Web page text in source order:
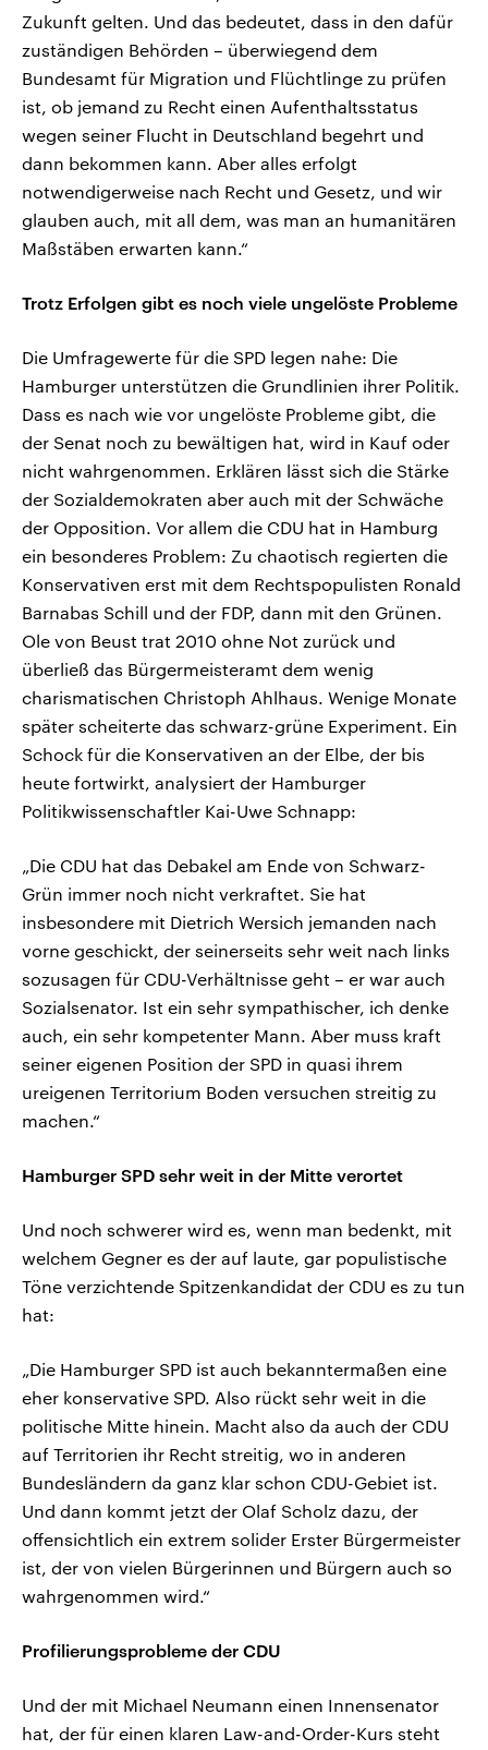
Zukunft gelten. Und das bedeutet, dass in den dafür
zuständigen Behörden – überwiegend dem
Bundesamt für Migration und Flüchtlinge zu prüfen
ist, ob jemand zu Recht einen Aufenthaltsstatus
wegen seiner Flucht in Deutschland begehrt und
dann bekommen kann. Aber alles erfolgt
notwendigerweise nach Recht und Gesetz, und wir
glauben auch, mit all dem, was man an humanitären
Maßstäben erwarten kann.“
Trotz Erfolgen gibt es noch viele ungelöste Probleme
Die Umfragewerte für die SPD legen nahe: Die
Hamburger unterstützen die Grundlinien ihrer Politik.
Dass es nach wie vor ungelöste Probleme gibt, die
der Senat noch zu bewältigen hat, wird in Kauf oder
nicht wahrgenommen. Erklären lässt sich die Stärke
der Sozialdemokraten aber auch mit der Schwäche
der Opposition. Vor allem die CDU hat in Hamburg
ein besonderes Problem: Zu chaotisch regierten die
Konservativen erst mit dem Rechtspopulisten Ronald
Barnabas Schill und der FDP, dann mit den Grünen.
Ole von Beust trat 2010 ohne Not zurück und
überließ das Bürgermeisteramt dem wenig
charismatischen Christoph Ahlhaus. Wenige Monate
später scheiterte das schwarz-grüne Experiment. Ein
Schock für die Konservativen an der Elbe, der bis
heute fortwirkt, analysiert der Hamburger
Politikwissenschaftler Kai-Uwe Schnapp:
„Die CDU hat das Debakel am Ende von Schwarz-
Grün immer noch nicht verkraftet. Sie hat
insbesondere mit Dietrich Wersich jemanden nach
vorne geschickt, der seinerseits sehr weit nach links
sozusagen für CDU-Verhältnisse geht – er war auch
Sozialsenator. Ist ein sehr sympathischer, ich denke
auch, ein sehr kompetenter Mann. Aber muss kraft
seiner eigenen Position der SPD in quasi ihrem
ureigenen Territorium Boden versuchen streitig zu
machen.“
Hamburger SPD sehr weit in der Mitte verortet
Und noch schwerer wird es, wenn man bedenkt, mit
welchem Gegner es der auf laute, gar populistische
Töne verzichtende Spitzenkandidat der CDU es zu tun
hat:
„Die Hamburger SPD ist auch bekanntermaßen eine
eher konservative SPD. Also rückt sehr weit in die
politische Mitte hinein. Macht also da auch der CDU
auf Territorien ihr Recht streitig, wo in anderen
Bundesländern da ganz klar schon CDU-Gebiet ist.
Und dann kommt jetzt der Olaf Scholz dazu, der
offensichtlich ein extrem solider Erster Bürgermeister
ist, der von vielen Bürgerinnen und Bürgern auch so
wahrgenommen wird.“
Profilierungsprobleme der CDU
Und der mit Michael Neumann einen Innensenator
hat, der für einen klaren Law-and-Order-Kurs steht